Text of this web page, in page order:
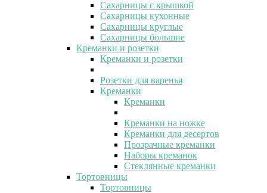
Сахарницы с крышкой
Сахарницы кухонные
Сахарницы круглые
Сахарницы большие
Креманки и розетки
Креманки и розетки
Розетки для варенья
Креманки
Креманки
Креманки на ножке
Креманки для десертов
Прозрачные креманки
Наборы креманок
Стеклянные креманки
Тортовницы
Тортовницы